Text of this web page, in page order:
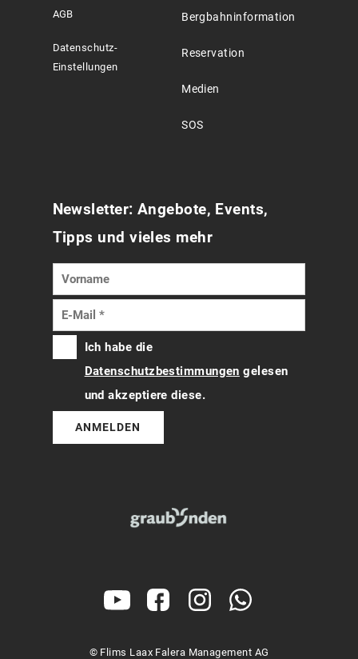
AGB
Datenschutz-
Einstellungen
Bergbahninformation
Reservation
Medien
SOS
Newsletter: Angebote, Events,
Tipps und vieles mehr
Ich habe die
Datenschutzbestimmungen gelesen
und akzeptiere diese.
ANMELDEN
© Flims Laax Falera Management AG